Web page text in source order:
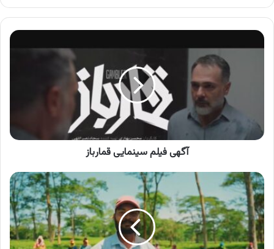
کنید
آگهی
فیلم
آگهی فیلم سینمایی قمارباز
آگهی
چای
شهرزاد،
چای
هندوستان
شهرزاد